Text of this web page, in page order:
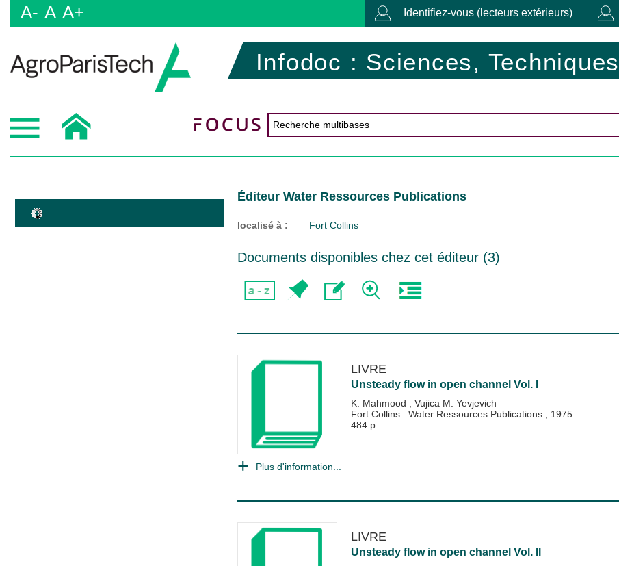
A- A A+ Identifiez-vous (lecteurs extérieurs)
Infodoc : Sciences,
Éditeur Water Ressources Publications
localisé à : Fort Collins
Documents disponibles chez cet éditeur (3)
LIVRE
Unsteady flow in open channel Vol. I
K. Mahmood ; Vujica M. Yevjevich
Fort Collins : Water Ressources Publications ; 1975
484 p.
Plus d'information...
LIVRE
Unsteady flow in open channel Vol. II